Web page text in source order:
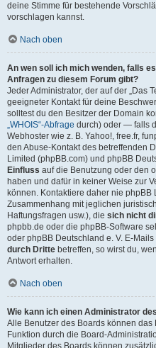
deine Stimme für bestehende
vorschlagen kannst.
Nach oben
An wen soll ich mich wenden, falls
Anfragen zu diesem Forum gibt?
Jeder Administrator, der auf der „Das
geeigneter Kontakt für deine
solltest du den Besitzer der Domain
„WHOIS“-Abfrage durch) oder — falls
Webhoster wie z. B. Yahoo!, free.fr,
den Abuse-Kontakt des betreffenden
Limited (phpBB.com) und phpBB
Einfluss auf die Benutzung oder den
haben und dafür in keiner Weise zur
können. Kontaktiere daher nie
Zusammenhang mit jeglichen
Haftungsfragen usw.), die sich nicht
phpbb.de oder die phpBB-Software
oder phpBB Deutschland e. V. E-
durch Dritte betreffen, so wirst du,
Antwort erhalten.
Nach oben
Wie kann ich einen Administrator
Alle Benutzer des Boards können
Funktion durch die Board-
Mitglieder des Boards können